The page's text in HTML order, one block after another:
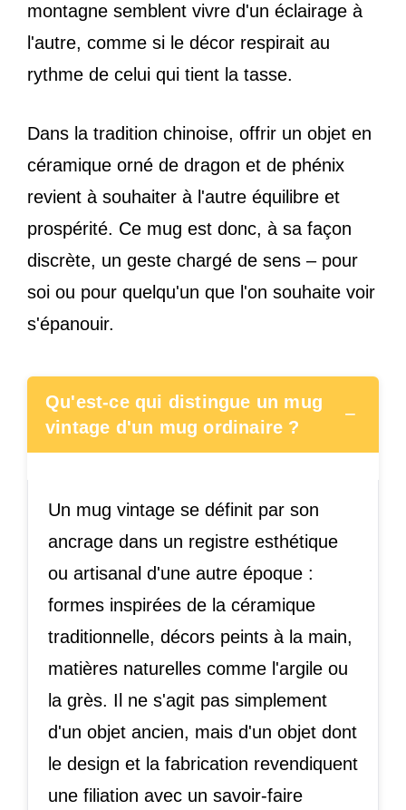
montagne semblent vivre d'un éclairage à
l'autre, comme si le décor respirait au
rythme de celui qui tient la tasse.
Dans la tradition chinoise, offrir un objet en
céramique orné de dragon et de phénix
revient à souhaiter à l'autre équilibre et
prospérité. Ce mug est donc, à sa façon
discrète, un geste chargé de sens – pour
soi ou pour quelqu'un que l'on souhaite voir
s'épanouir.
Qu'est-ce qui distingue un mug
vintage d'un mug ordinaire ?
−
Un mug vintage se définit par son
ancrage dans un registre esthétique
ou artisanal d'une autre époque :
formes inspirées de la céramique
traditionnelle, décors peints à la main,
matières naturelles comme l'argile ou
la grès. Il ne s'agit pas simplement
d'un objet ancien, mais d'un objet dont
le design et la fabrication revendiquent
une filiation avec un savoir-faire